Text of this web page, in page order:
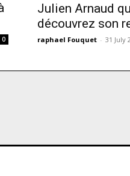
0
Julien Arnaud
découvrez son
raphael Fouquet - 31 July